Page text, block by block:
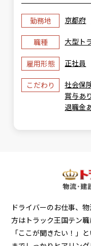
勤務地 京都府
職種 大型ト
雇用形態 正社員
こだわり 社会保
賞与あり
退職金
ドライバーのお仕事、
方はトラック王国テン職
「ここが聞きたい！」